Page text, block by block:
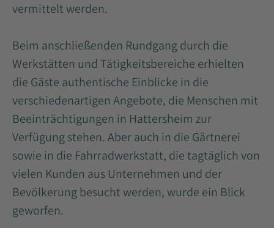
vermittelt werden.
Beim anschließenden Rundgang durch die
Werkstätten und Tätigkeitsbereiche erhielten
die Gäste authentische Einblicke in die
verschiedenartigen Angebote, die Menschen mit
Beeinträchtigungen in Hattersheim zur
Verfügung stehen. Aber auch in die Gärtnerei
sowie in die Fahrradwerkstatt, die tagtäglich von
vielen Kunden aus Unternehmen und der
Bevölkerung besucht werden, wurde ein Blick
geworfen.